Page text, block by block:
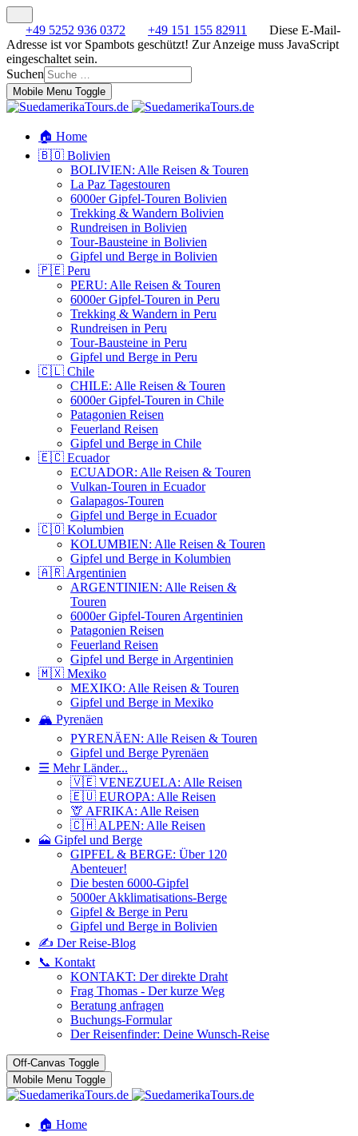
+49 5252 936 0372 +49 151 155 82911
Diese E-Mail-
Adresse ist vor Spambots geschützt! Zur Anzeige muss JavaScript
eingeschaltet sein.
Suchen
Mobile Menu Toggle
🏠 Home
🇧🇴 Bolivien
BOLIVIEN: Alle Reisen & Touren
La Paz Tagestouren
6000er Gipfel-Touren Bolivien
Trekking & Wandern Bolivien
Rundreisen in Bolivien
Tour-Bausteine in Bolivien
Gipfel und Berge in Bolivien
🇵🇪 Peru
PERU: Alle Reisen & Touren
6000er Gipfel-Touren in Peru
Trekking & Wandern in Peru
Rundreisen in Peru
Tour-Bausteine in Peru
Gipfel und Berge in Peru
🇨🇱 Chile
CHILE: Alle Reisen & Touren
6000er Gipfel-Touren in Chile
Patagonien Reisen
Feuerland Reisen
Gipfel und Berge in Chile
🇪🇨 Ecuador
ECUADOR: Alle Reisen & Touren
Vulkan-Touren in Ecuador
Galapagos-Touren
Gipfel und Berge in Ecuador
🇨🇴 Kolumbien
KOLUMBIEN: Alle Reisen & Touren
Gipfel und Berge in Kolumbien
🇦🇷 Argentinien
ARGENTINIEN: Alle Reisen &
Touren
6000er Gipfel-Touren Argentinien
Patagonien Reisen
Feuerland Reisen
Gipfel und Berge in Argentinien
🇲🇽 Mexiko
MEXIKO: Alle Reisen & Touren
Gipfel und Berge in Mexiko
🏔️ Pyrenäen
PYRENÄEN: Alle Reisen & Touren
Gipfel und Berge Pyrenäen
☰ Mehr Länder...
🇻🇪 VENEZUELA: Alle Reisen
🇪🇺 EUROPA: Alle Reisen
🦒 AFRIKA: Alle Reisen
🇨🇭 ALPEN: Alle Reisen
🗻 Gipfel und Berge
GIPFEL & BERGE: Über 120
Abenteuer!
Die besten 6000-Gipfel
5000er Akklimatisations-Berge
Gipfel & Berge in Peru
Gipfel und Berge in Bolivien
✍️ Der Reise-Blog
📞 Kontakt
KONTAKT: Der direkte Draht
Frag Thomas - Der kurze Weg
Beratung anfragen
Buchungs-Formular
Der Reisenfinder: Deine Wunsch-Reise
Off-Canvas Toggle
Mobile Menu Toggle
🏠 Home